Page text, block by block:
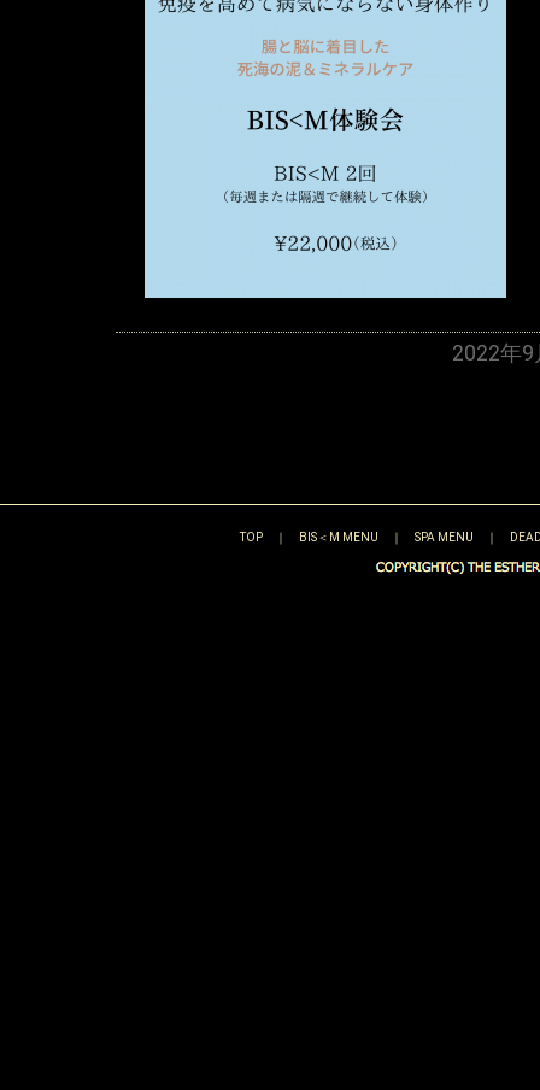
2022年9
TOP｜ BIS＜M MENU ｜ SPA MENU ｜